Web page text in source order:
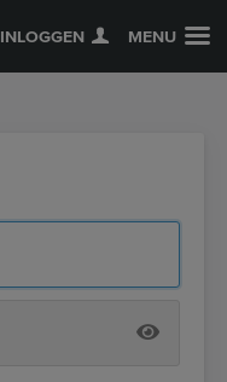
INLOGGEN MENU